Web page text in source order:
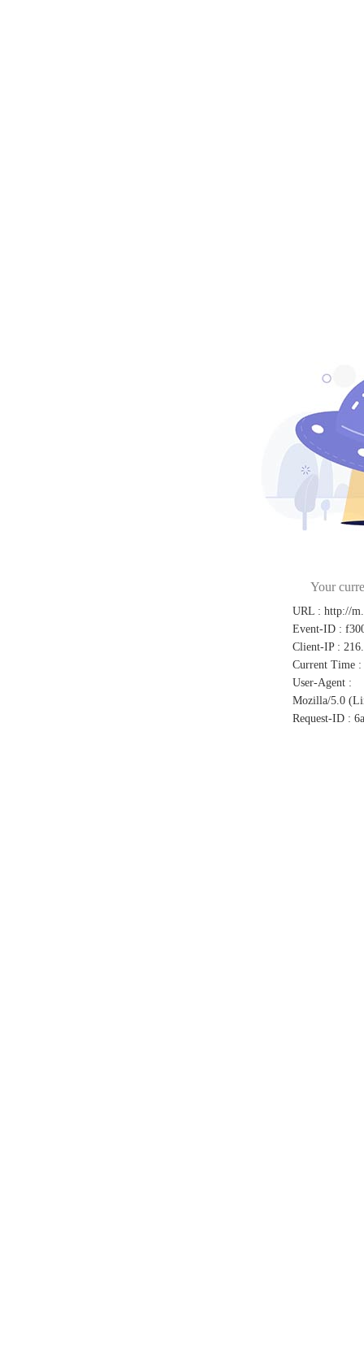
Your
URL : http://
Event-ID :
Client-IP :
Current Time :
User-Agent :
Mozilla/5.0
Request-ID :